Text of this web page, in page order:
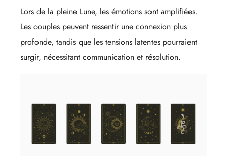
Lors de la pleine Lune, les émotions sont amplifiées.
Les couples peuvent ressentir une connexion plus
profonde, tandis que les tensions latentes pourraient
surgir, nécessitant communication et résolution.